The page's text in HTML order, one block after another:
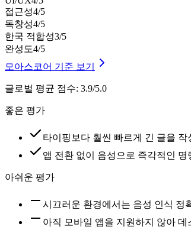
접근성4/5
독창성4/5
한국 적합성3/5
완성도4/5
모아스코어 기준 보기
글로벌 평균 점수: 3.9/5.0
좋은 평가
타이핑보다 훨씬 빠르게 긴 글을
앱 전환 없이 음성으로 즉각적인
아쉬운 평가
시끄러운 환경에서는 음성 인식 정
아직 모바일 앱을 지원하지 않아